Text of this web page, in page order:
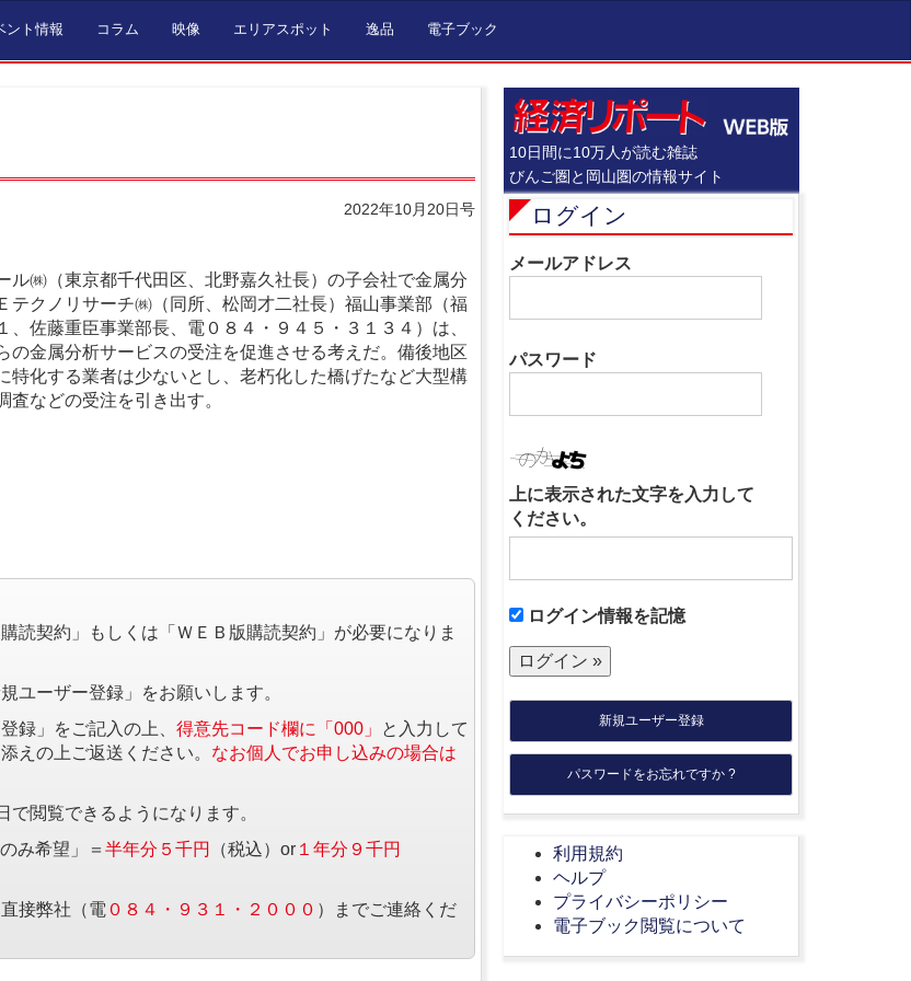
ント情報 コラム 映像 エリアスポット 逸品 電子ブック
2022年10月20日号
ル㈱（東京都千代田区、北野嘉久社長）の子会社で金属分
テクノリサーチ㈱（同所、松岡才二社長）福山事業部（福
、佐藤重臣事業部長、電０８４・９４５・３１３４）は、
の金属分析サービスの受注を促進させる考えだ。備後地区
特化する業者は少ないとし、老朽化した橋げたなど大型構
査などの受注を引き出す。
読契約」もしくは「ＷＥＢ版購読契約」が必要になりま
ユーザー登録」をお願いします。
録」をご記入の上、 得意先コード欄に「000」
と入力して
えの上ご返送ください。 なお個人でお申し込みの場合は
閲覧できるようになります。
み希望」＝ 半年分５千円 （税込）or １年分９千円
接弊社（電 ０８４・９３１・２０００ ）までご連絡くだ
10日間に10万人が読む雑誌
びんご圏と岡山圏の情報サイト
ログイン
メールアドレス
パスワード
上に表示された文字を入力して
ください。
ログイン情報を記憶
新規ユーザー登録
パスワードをお忘れですか ?
利用規約
ヘルプ
プライバシーポリシー
電子ブック閲覧について